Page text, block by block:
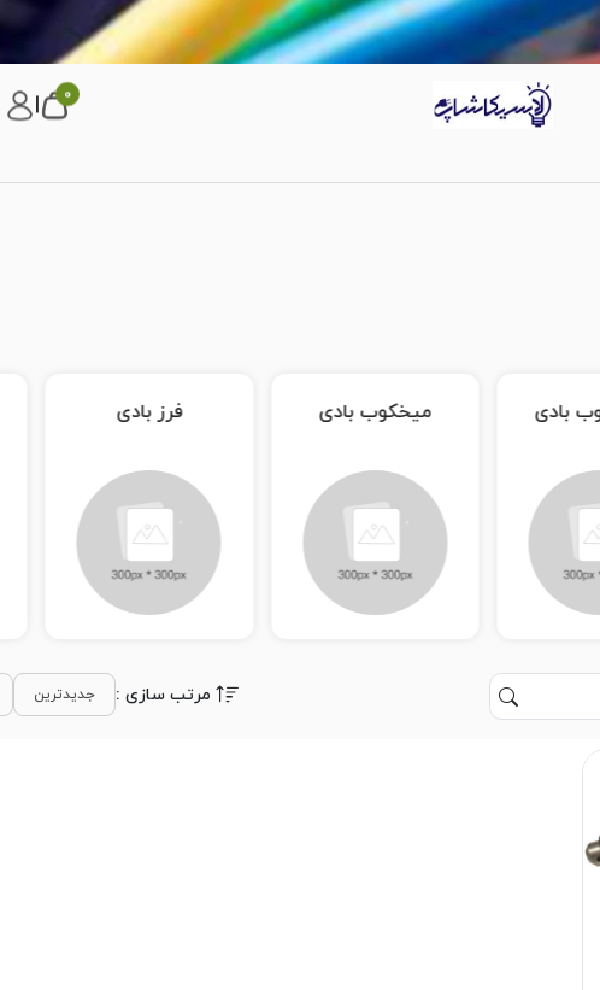
0
|
بادی فرز بادی آچار بکس بادی
مرتب سازی : جدیدترین